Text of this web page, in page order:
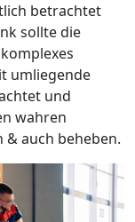
betrachtet
sollte die
umliegende
und
wahren
auch beheben.